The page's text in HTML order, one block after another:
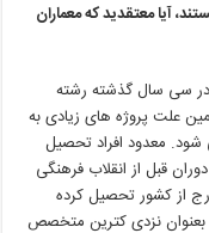
آیامعتقدیدکهمعماران
سی سال گذشته رشته
علت پروژه های زیادیبه
شود. معدود افرادتحصیل
دورانقبل از انقلابفرهنگی
ازکشورتحصیلکرده
بعنواننزدیکترین متخصص